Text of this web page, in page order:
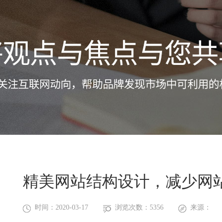
精美网站结构设计，减少网
时间：2020-03-17 浏览次数：5356 来源：